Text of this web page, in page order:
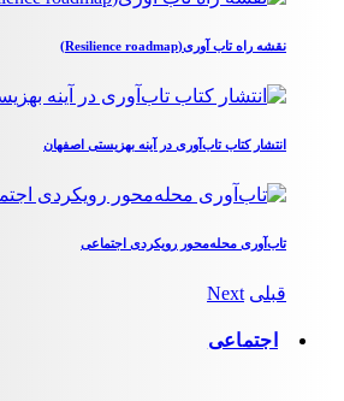
نقشه راه تاب آوری(Resilience roadmap)
انتشار کتاب تاب‌آوری در آینه بهزیستی اصفهان
تاب‌آوری محله‌محور رویکردی اجتماعی
قبلی Next
اجتماعی